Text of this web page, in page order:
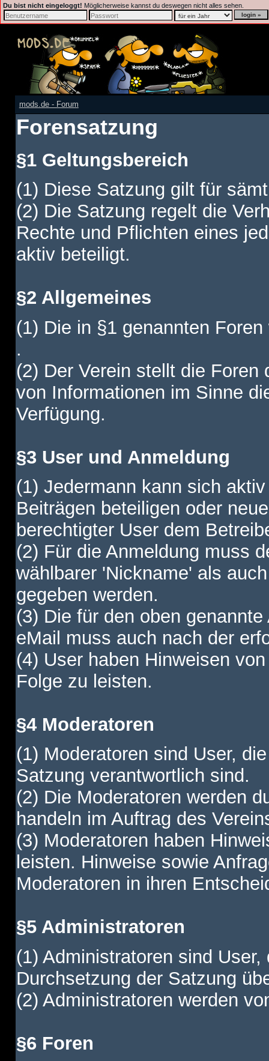
Du bist nicht eingeloggt! Möglicherweise kannst du deswegen nicht alles sehen.
mods.de - Forum
Forensatzung
§1 Geltungsbereich
(1) Diese Satzung gilt für
(2) Die Satzung regelt die
Rechte und Pflichten eines
aktiv beteiligt.
§2 Allgemeines
(1) Die in §1 genannten
.
(2) Der Verein stellt die
von Informationen im Sinne
Verfügung.
§3 User und Anmeldung
(1) Jedermann kann sich
Beiträgen beteiligen oder
berechtigter User dem
(2) Für die Anmeldung muss
wählbarer 'Nickname' als
gegeben werden.
(3) Die für den oben
eMail muss auch nach der
(4) User haben Hinweisen
Folge zu leisten.
§4 Moderatoren
(1) Moderatoren sind User,
Satzung verantwortlich sind.
(2) Die Moderatoren werden
handeln im Auftrag des
(3) Moderatoren haben
leisten. Hinweise sowie
Moderatoren in ihren
§5 Administratoren
(1) Administratoren sind
Durchsetzung der Satzung
(2) Administratoren werden
§6 Foren